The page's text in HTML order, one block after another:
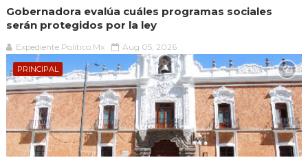
Gobernadora evalúa cuáles programas sociales
serán protegidos por la ley
Expediente Político.Mx Aug 05, 2026
PRINCIPAL